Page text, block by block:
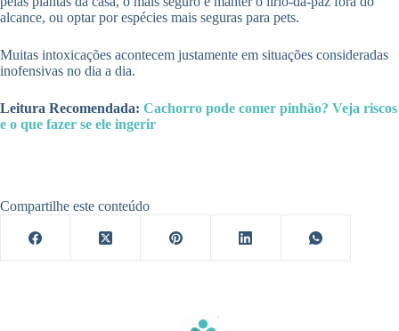
alcance, ou optar por espécies mais seguras para pets.
Muitas intoxicações acontecem justamente em situações consideradas
inofensivas no dia a dia.
Leitura Recomendada: Cachorro pode comer pinhão? Veja riscos
e o que fazer se ele ingerir
Compartilhe este conteúdo